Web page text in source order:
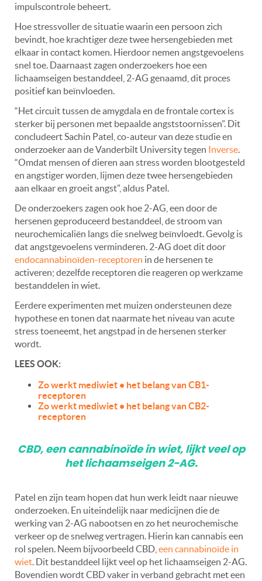
impulscontrole beheert.
Hoe stressvoller de situatie waarin een persoon zich
bevindt, hoe krachtiger deze twee hersengebieden met
elkaar in contact komen. Hierdoor nemen angstgevoelens
snel toe. Daarnaast zagen onderzoekers hoe een
lichaamseigen bestanddeel, 2-AG genaamd, dit proces
positief kan beïnvloeden.
“Het circuit tussen de amygdala en de frontale cortex is
sterker bij personen met bepaalde angststoornissen”. Dit
concludeert Sachin Patel, co-auteur van deze studie en
onderzoeker aan de Vanderbilt University tegen Inverse.
“Omdat mensen of dieren aan stress worden blootgesteld
en angstiger worden, lijmen deze twee hersengebieden
aan elkaar en groeit angst”, aldus Patel.
De onderzoekers zagen ook hoe 2-AG, een door de
hersenen geproduceerd bestanddeel, de stroom van
neurochemicaliën langs die snelweg beïnvloedt. Gevolg is
dat angstgevoelens verminderen. 2-AG doet dit door
endocannabinoïden-receptoren in de hersenen te
activeren; dezelfde receptoren die reageren op werkzame
bestanddelen in wiet.
Eerdere experimenten met muizen ondersteunen deze
hypothese en tonen dat naarmate het niveau van acute
stress toeneemt, het angstpad in de hersenen sterker
wordt.
LEES OOK:
Zo werkt mediwiet • het belang van CB1-
receptoren
Zo werkt mediwiet • het belang van CB2-
receptoren
CBD, een cannabinoïde in wiet, lijkt veel op
het lichaamseigen 2-AG.
Patel en zijn team hopen dat hun werk leidt naar nieuwe
onderzoeken. En uiteindelijk naar medicijnen die de
werking van 2-AG nabootsen en zo het neurochemische
verkeer op de snelweg vertragen. Hierin kan cannabis een
rol spelen. Neem bijvoorbeeld CBD, een cannabinoïde in
wiet. Dit bestanddeel lijkt veel op het lichaamseigen 2-AG.
Bovendien wordt CBD vaker in verband gebracht met een